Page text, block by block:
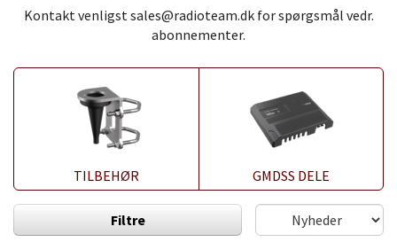
Kontakt venligstsales@radioteam.dkfor spørgsmål vedr.
abonnementer.
TILBEHØR GMDSS DELE
Filtre